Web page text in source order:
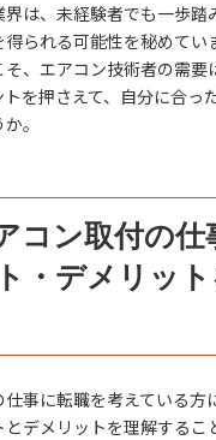
は、未経験者でも一歩踏
られる可能性を秘めてい
、エアコン技術者の需要
を押さえて、自分に合っ
。
コン取付の仕
・デメリッ
事に転職を考えている方
デメリットを理解するこ